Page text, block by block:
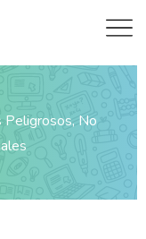
Peligrosos, No
de la campaña